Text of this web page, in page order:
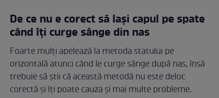
De ce nu e corect să lași capul pe spate
când îți curge sânge din nas
Foarte mulți apelează la metoda statului pe
orizontală atunci când le curge sânge după nas, însă
trebuie să știi că această metodă nu este deloc
corectă și îți poate cauza și mai multe probleme.